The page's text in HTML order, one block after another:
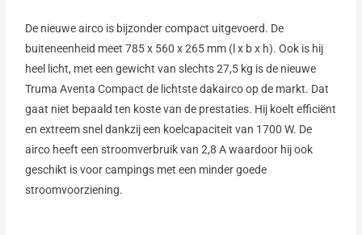
De nieuwe airco is bijzonder compact uitgevoerd. De
buiteneenheid meet 785 x 560 x 265 mm (l x b x h). Ook is hij
heel licht, met een gewicht van slechts 27,5 kg is de nieuwe
Truma Aventa Compact de lichtste dakairco op de markt. Dat
gaat niet bepaald ten koste van de prestaties. Hij koelt efficiënt
en extreem snel dankzij een koelcapaciteit van 1700 W. De
airco heeft een stroomverbruik van 2,8 A waardoor hij ook
geschikt is voor campings met een minder goede
stroomvoorziening.